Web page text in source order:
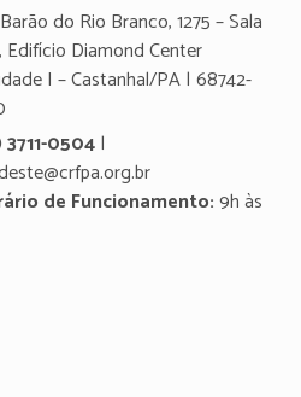
do Rio Branco, 1275 – Sala
Edifício Diamond Center
I – Castanhal/PA | 68742-
3711-0504|
de Funcionamento:9h às